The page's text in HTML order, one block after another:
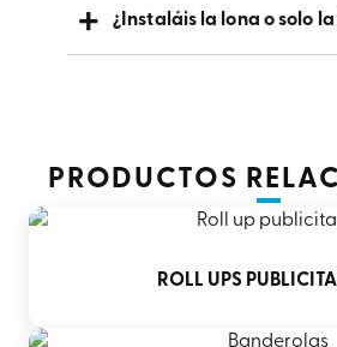
¿Instaláis la lona o solo
PRODUCTOS
ROLL UPS